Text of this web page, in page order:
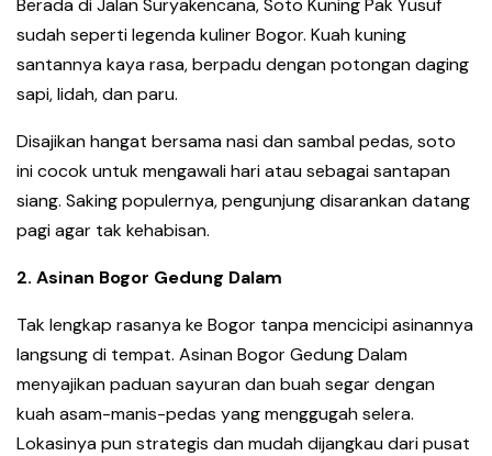
sudah seperti legenda kuliner Bogor. Kuah kuning
santannya kaya rasa, berpadu dengan potongan daging
sapi, lidah, dan paru.
Disajikan hangat bersama nasi dan sambal pedas, soto
ini cocok untuk mengawali hari atau sebagai santapan
siang. Saking populernya, pengunjung disarankan datang
pagi agar tak kehabisan.
2.⁠ ⁠Asinan Bogor Gedung Dalam
Tak lengkap rasanya ke Bogor tanpa mencicipi asinannya
langsung di tempat. Asinan Bogor Gedung Dalam
menyajikan paduan sayuran dan buah segar dengan
kuah asam-manis-pedas yang menggugah selera.
Lokasinya pun strategis dan mudah dijangkau dari pusat